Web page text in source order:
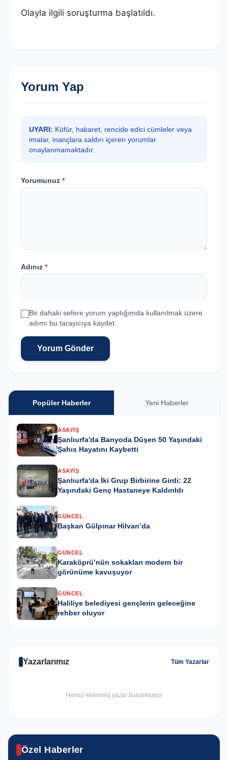
Olayla ilgili soruşturma başlatıldı.
Yorum Yap
UYARI: Küfür, hakaret, rencide edici cümleler veya
imalar, inançlara saldırı içeren yorumlar
onaylanmamaktadır.
Yorumunuz *
Adınız *
Bir dahaki sefere yorum yaptığımda kullanılmak üzere
adımı bu tarayıcıya kaydet.
Yorum Gönder
Popüler Haberler Yeni Haberler
ASAYIŞ
Şanlıurfa'da Banyoda Düşen 50 Yaşındaki
Şahıs Hayatını Kaybetti
ASAYIŞ
Şanlıurfa'da İki Grup Birbirine Girdi: 22
Yaşındaki Genç Hastaneye Kaldırıldı
GÜNCEL
Başkan Gülpınar Hilvan’da
GÜNCEL
Karaköprü’nün sokakları modern bir
görünüme kavuşuyor
GÜNCEL
Haliliye belediyesi gençlerin geleceğine
rehber oluyor
Yazarlarımız Tüm Yazarlar
Henüz eklenmiş yazar bulunmuyor.
Özel Haberler
ASAYIŞ
GÜNCEL
SPOR